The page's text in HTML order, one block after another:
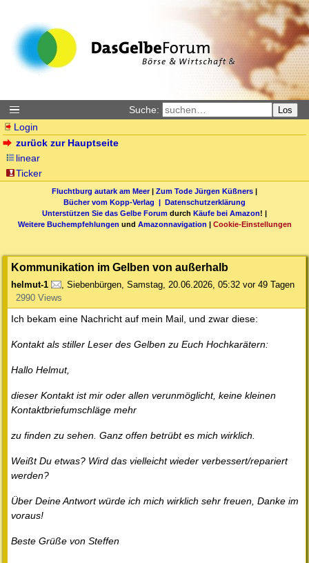
Suche: Los
Login
zurück zur Hauptseite
linear
Ticker
Fluchtburg autark am Meer| Zum Tode Jürgen Küßners |
Bücher vom Kopp-Verlag | Datenschutzerklärung
Unterstützen Sie das Gelbe Forum durch Käufe bei Amazon! |
Weitere Buchempfehlungen und Amazonnavigation | Cookie-Einstellungen
Kommunikation im Gelben von außerhalb
helmut-1 , Siebenbürgen, Samstag, 20.06.2026, 05:32 vor 49 Tagen
2990 Views
Ich bekam eine Nachricht auf mein Mail, und zwar diese:
Kontakt als stiller Leser des Gelben zu Euch Hochkarätern:
Hallo Helmut,
dieser Kontakt ist mir oder allen verunmöglicht, keine kleinen
Kontaktbriefumschläge mehr
zu finden zu sehen. Ganz offen betrübt es mich wirklich.
Weißt Du etwas? Wird das vielleicht wieder verbessert/repariert
werden?
Über Deine Antwort würde ich mich wirklich sehr freuen, Danke im
voraus!
Beste Grüße von Steffen